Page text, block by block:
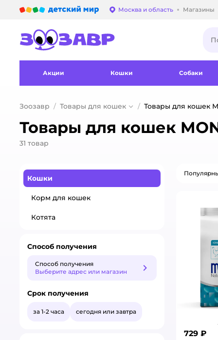
Выбор адреса
Москва и область Магазины
Акции Кошки Собаки
Зоозавр Товары для кошек Товары для кошек
Товары для кошек
31 товар
729 ₽
Кошки
Корм для кошек
Котята
Способ получения
Способ получения
Выберите адрес или магазин
Способ получения
Срок получения
за 1-2 часа сегодня или завтра